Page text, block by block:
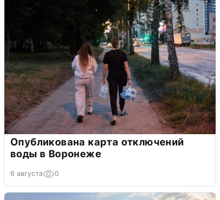
Опубликована карта отключений
воды в Воронеже
6 августа 0